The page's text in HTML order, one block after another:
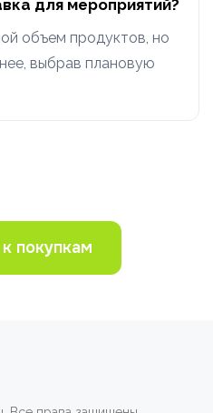
для мероприятий?
объем продуктов, но
выбрав плановую
покупкам